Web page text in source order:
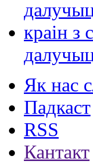
Як нас
Падкаст
RSS
Кантакт